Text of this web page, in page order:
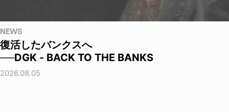
NEWS
復活したバンクスへ
──DGK - BACK TO THE BANKS
2026.08.05